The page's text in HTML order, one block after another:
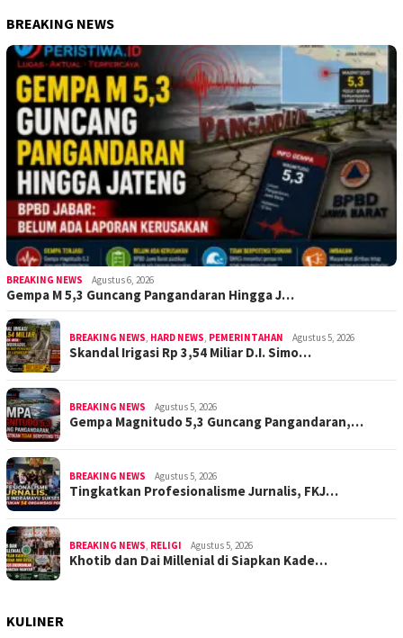
BREAKING NEWS
BREAKING NEWS Agustus 6, 2026
Gempa M 5,3 Guncang Pangandaran Hingga J…
BREAKING NEWS HARD NEWS PEMERINTAHAN Agustus 5, 2026
Skandal Irigasi Rp 3,54 Miliar D.I. Simo…
BREAKING NEWS Agustus 5, 2026
Gempa Magnitudo 5,3 Guncang Pangandaran,…
BREAKING NEWS Agustus 5, 2026
Tingkatkan Profesionalisme Jurnalis, FKJ…
BREAKING NEWS RELIGI Agustus 5, 2026
Khotib dan Dai Millenial di Siapkan Kade…
KULINER